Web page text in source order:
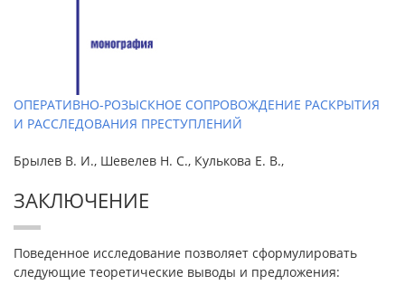
ОПЕРАТИВНО-РОЗЫСКНОЕ СОПРОВОЖДЕНИЕ РАСКРЫТИЯ
И РАССЛЕДОВАНИЯ ПРЕСТУПЛЕНИЙ
Брылев В. И., Шевелев Н. С., Кулькова Е. В.,
ЗАКЛЮЧЕНИЕ
Поведенное исследование позволяет сформулировать
следующие теоретические выводы и предложения: